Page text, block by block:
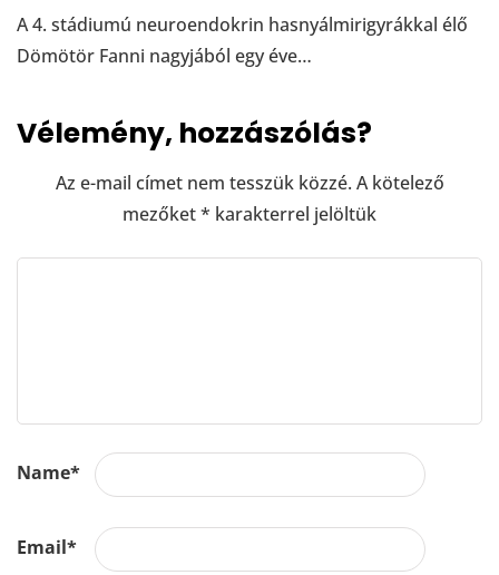
A 4. stádiumú neuroendokrin hasnyálmirigyrákkal élő
Dömötör Fanni nagyjából egy éve…
Vélemény, hozzászólás?
Az e-mail címet nem tesszük közzé. A kötelező
mezőket* karakterrel jelöltük
Name*
Email*